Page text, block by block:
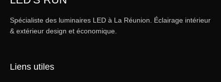
Spécialiste des luminaires LED à La Réunion. Éclairage intérieur
& extérieur design et économique.
Liens utiles